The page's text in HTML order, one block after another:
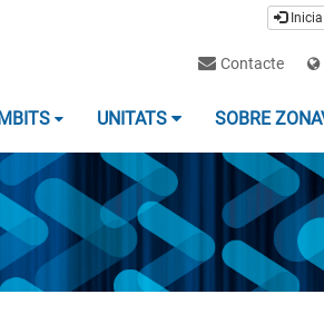
Inicia
Contacte
UNITATS SOBRE